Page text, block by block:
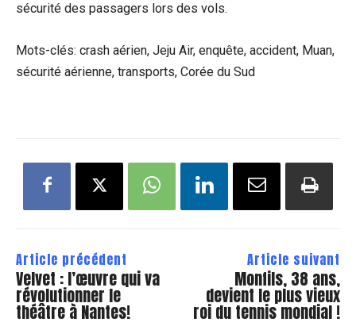
sécurité des passagers lors des vols.
Mots-clés: crash aérien, Jeju Air, enquête, accident, Muan,
sécurité aérienne, transports, Corée du Sud
Article précédent
Velvet : l’œuvre qui va
révolutionner le
théâtre à Nantes!
Article suivant
Monfils, 38 ans,
devient le plus vieux
roi du tennis mondial !